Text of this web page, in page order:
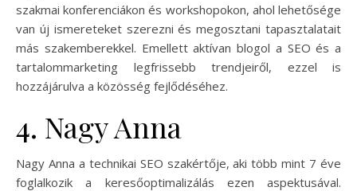
szakmai konferenciákon és workshopokon, ahol lehetősége
van új ismereteket szerezni és megosztani tapasztalatait
más szakemberekkel. Emellett aktívan blogol a SEO és a
tartalommarketing legfrissebb trendjeiről, ezzel is
hozzájárulva a közösség fejlődéséhez.
4. Nagy Anna
Nagy Anna a technikai SEO szakértője, aki több mint 7 éve
foglalkozik a keresőoptimalizálás ezen aspektusával.